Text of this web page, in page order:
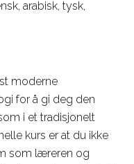
arabisk, tysk,
moderne
for å gi deg den
i et tradisjonelt
kurs er at du ikke
som læreren og